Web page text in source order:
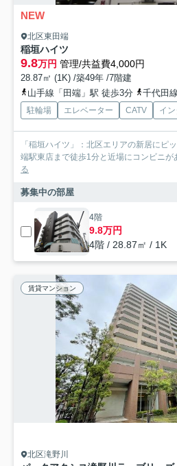
NEW
北区東田端
稲垣ハイツ
9.8万円 管理/共益費4,000円
28.87㎡ (1K) /築49年 /7階建
山手線「田端」駅 徒歩3分
千代田
駐輪場 エレベーター CATV イ
「稲垣ハイツ」：北区エリアの新居にピ
端駅東店まで徒歩1分と近場にコンビニが
る
募集中の部屋
4階
9.8万円
4階 / 28.87㎡ / 1K
賃貸マンション
北区滝野川